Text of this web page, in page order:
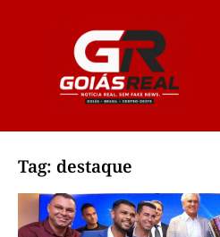
Tag: destaque